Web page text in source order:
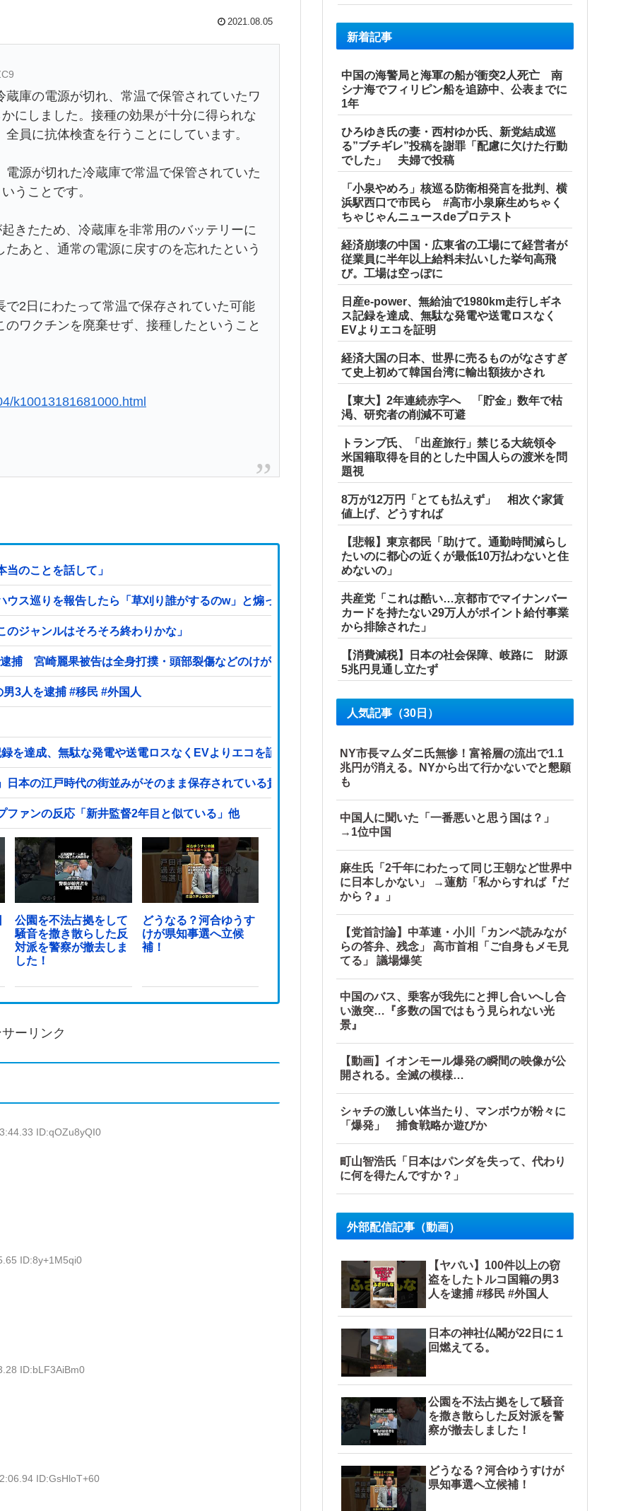
2021.08.05
庫の電源が切れ、常温で保管されていたワ
にしました。接種の効果が十分に得られな
員に抗体検査を行うことにしています。
源が切れた冷蔵庫で常温で保管されていた
うことです。
きたため、冷蔵庫を非常用のバッテリーに
あと、通常の電源に戻すのを忘れたという
2日にわたって常温で保存されていた可能
ワクチンを廃棄せず、接種したということ
k10013181681000.html
のことを話して」
ウス巡りを報告したら「草刈り誰がするのw」と煽ってきたので…旦那が放った「一言」に義母オロオロｗｗ←嫌味を逆手
ジャンルはそろそろ終わりかな」
捕 宮崎麗果被告は全身打撲・頭部裂傷などのけが
【ヤバい】100件以上の窃盗をしたトルコ国籍の男3人を逮捕 #移民 #外国人
を達成、無駄な発電や送電ロスなくEVよりエコを証明
本の江戸時代の街並みがそのまま保存されている貴重な場所とは・・・？【海外の反応】
ァンの反応「新井監督2年目と似ている」他
公園を不法占拠をして
騒音を撒き散らした反
対派を警察が撤去しま
した！
どうなる？河合ゆうす
けが県知事選へ立候
補！
ーリンク
ID:qOZu8yQI0
ID:8y+1M5qi0
ID:bLF3AiBm0
ID:GsHloT+60
新着記事
中国の海警局と海軍の船が衝突2人死亡 南
シナ海でフィリピン船を追跡中、公表までに
1年
ひろゆき氏の妻・西村ゆか氏、新党結成巡
る”ブチギレ”投稿を謝罪「配慮に欠けた行動
でした」 夫婦で投稿
「小泉やめろ」核巡る防衛相発言を批判、横
浜駅西口で市民ら #高市小泉麻生めちゃく
ちゃじゃんニュースdeプロテスト
経済崩壊の中国・広東省の工場にて経営者が
従業員に半年以上給料未払いした挙句高飛
び。工場は空っぽに
日産e-power、無給油で1980km走行しギネ
ス記録を達成、無駄な発電や送電ロスなく
EVよりエコを証明
経済大国の日本、世界に売るものがなさすぎ
て史上初めて韓国台湾に輸出額抜かされ
【東大】2年連続赤字へ 「貯金」数年で枯
渇、研究者の削減不可避
トランプ氏、「出産旅行」禁じる大統領令
米国籍取得を目的とした中国人らの渡米を問
題視
8万が12万円「とても払えず」 相次ぐ家賃
値上げ、どうすれば
【悲報】東京都民「助けて。通勤時間減らし
たいのに都心の近くが最低10万払わないと住
めないの」
共産党「これは酷い…京都市でマイナンバー
カードを持たない29万人がポイント給付事業
から排除された」
【消費減税】日本の社会保障、岐路に 財源
5兆円見通し立たず
人気記事（30日）
NY市長マムダニ氏無惨！富裕層の流出で1.1
兆円が消える。NYから出て行かないでと懇願
も
中国人に聞いた「一番悪いと思う国は？」
→1位中国
麻生氏「2千年にわたって同じ王朝など世界中
に日本しかない」 →蓮舫「私からすれば『だ
から？』」
【党首討論】中革連・小川「カンペ読みなが
らの答弁、残念」 高市首相「ご自身もメモ見
てる」 議場爆笑
中国のバス、乗客が我先にと押し合いへし合
い激突…『多数の国ではもう見られない光
景』
【動画】イオンモール爆発の瞬間の映像が公
開される。全滅の模様…
シャチの激しい体当たり、マンボウが粉々に
「爆発」 捕食戦略か遊びか
町山智浩氏「日本はパンダを失って、代わり
に何を得たんですか？」
外部配信記事（動画）
【ヤバい】100件以上の窃
盗をしたトルコ国籍の男3
人を逮捕 #移民 #外国人
日本の神社仏閣が22日に１
回燃えてる。
公園を不法占拠をして騒音
を撒き散らした反対派を警
察が撤去しました！
どうなる？河合ゆうすけが
県知事選へ立候補！